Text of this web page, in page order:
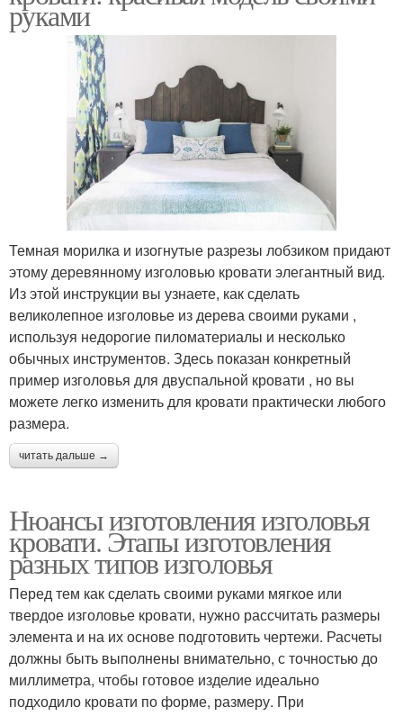
руками
Темная морилка и изогнутые разрезы лобзиком придают
этому деревянному изголовью кровати элегантный вид.
Из этой инструкции вы узнаете, как сделать
великолепное изголовье из дерева своими руками ,
используя недорогие пиломатериалы и несколько
обычных инструментов. Здесь показан конкретный
пример изголовья для двуспальной кровати , но вы
можете легко изменить для кровати практически любого
размера.
читать дальше →
Нюансы изготовления изголовья
кровати. Этапы изготовления
разных типов изголовья
Перед тем как сделать своими руками мягкое или
твердое изголовье кровати, нужно рассчитать размеры
элемента и на их основе подготовить чертежи. Расчеты
должны быть выполнены внимательно, с точностью до
миллиметра, чтобы готовое изделие идеально
подходило кровати по форме, размеру. При